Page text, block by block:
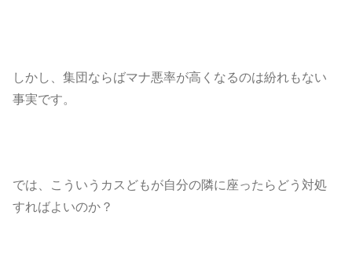
しかし、集団ならばマナ悪率が高くなるのは紛れもない
事実です。
では、こういうカスどもが自分の隣に座ったらどう対処
すればよいのか？